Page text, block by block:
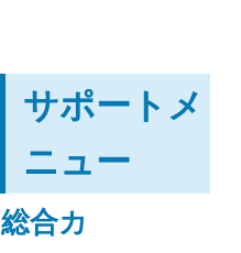
サポートメ
ニュー
総合カ